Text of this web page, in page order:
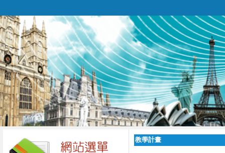
教學計畫